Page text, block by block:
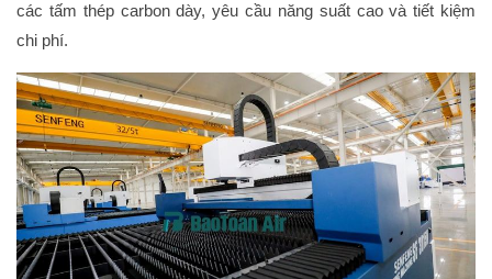
các tấm thép carbon dày, yêu cầu năng suất cao và tiết kiệm
chi phí.